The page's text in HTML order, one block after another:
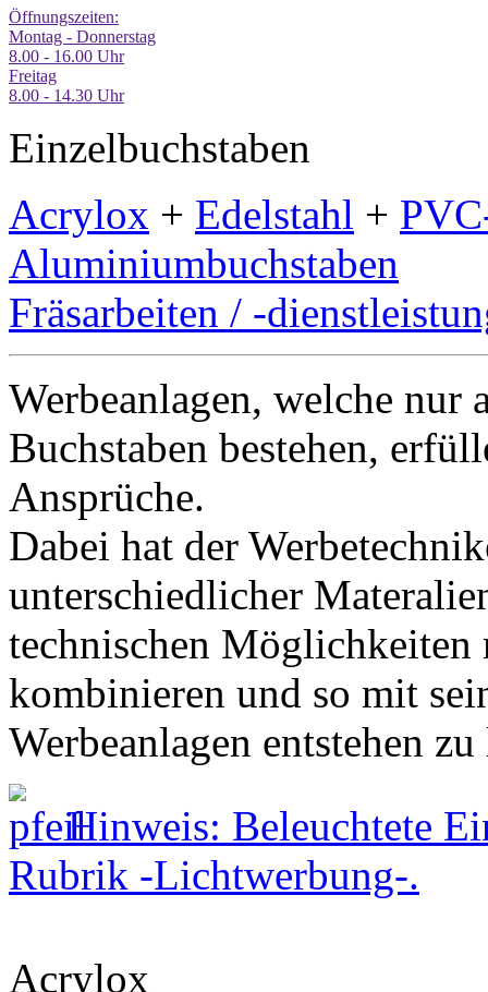
Öffnungszeiten:
Montag - Donnerstag
8.00 - 16.00 Uhr
Freitag
8.00 - 14.30 Uhr
Einzelbuchstaben
Acrylox + Edelstahl +
Aluminiumbuchstaben
Fräsarbeiten / -
Werbeanlagen, welche nur
Buchstaben bestehen,
Ansprüche.
Dabei hat der
unterschiedlicher
technischen
kombinieren und so mit
Werbeanlagen entstehen zu
Hinweis: Beleuchtete
Rubrik -Lichtwerbung-.
Acrylox